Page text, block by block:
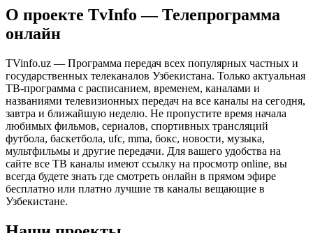
О проекте TvInfo — Телепрограмма
онлайн
TVinfo.uz — Программа передач всех популярных частных и
государственных телеканалов Узбекистана. Только актуальная
ТВ-программа с расписанием, временем, каналами и
названиями телевизионных передач на все каналы на сегодня,
завтра и ближайшую неделю. Не пропустите время начала
любимых фильмов, сериалов, спортивных трансляций
футбола, баскетбола, ufc, mma, бокс, новости, музыка,
мультфильмы и другие передачи. Для вашего удобства на
сайте все ТВ каналы имеют ссылку на просмотр online, вы
всегда будете знать где смотреть онлайн в прямом эфире
бесплатно или платно лучшие тв каналы вещающие в
Узбекистане.